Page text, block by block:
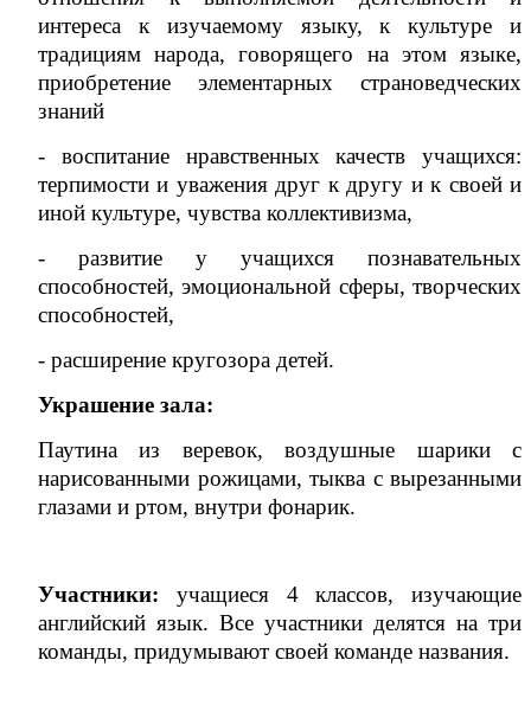
интереса к изучаемому языку, к культуре и
традициям народа, говорящего на этом языке,
приобретение элементарных страноведческих
знаний
- воспитание нравственных качеств учащихся:
терпимости и уважения друг к другу и к своей и
иной культуре, чувства коллективизма,
- развитие у учащихся познавательных
способностей, эмоциональной сферы, творческих
способностей,
- расширение кругозора детей.
Украшение зала:
Паутина из веревок, воздушные шарики с
нарисованными рожицами, тыква с вырезанными
глазами и ртом, внутри фонарик.
Участники: учащиеся 4 классов, изучающие
английский язык. Все участники делятся на три
команды, придумывают своей команде названия.